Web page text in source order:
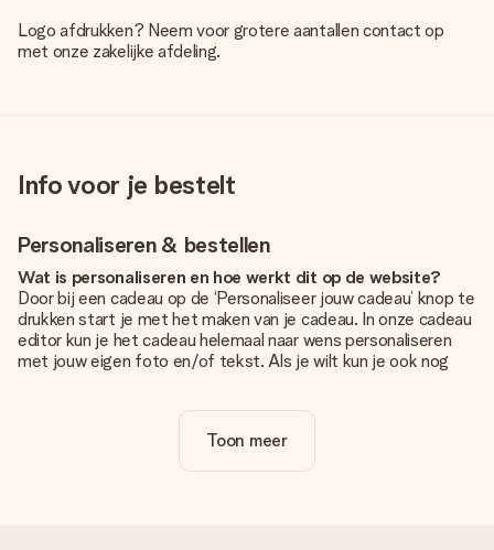
Logo afdrukken? Neem voor grotere aantallen contact op
met onze zakelijke afdeling.
Info voor je bestelt
Personaliseren & bestellen
Wat is personaliseren en hoe werkt dit op de website?
Door bij een cadeau op de ‘Personaliseer jouw cadeau’ knop te
drukken start je met het maken van je cadeau. In onze cadeau
editor kun je het cadeau helemaal naar wens personaliseren
met jouw eigen foto en/of tekst. Als je wilt kun je ook nog
Is personalisatie in de prijs inbegrepen?
De prijs die op de website wordt getoond is inclusief de
Toon meer